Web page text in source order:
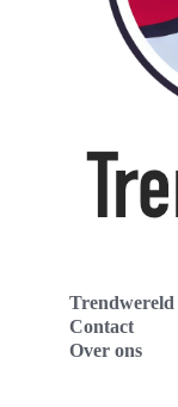
Trendwereld
Contact
Over ons